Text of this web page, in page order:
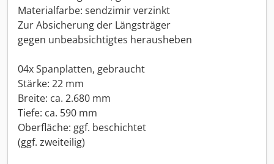
Materialfarbe: sendzimir verzinkt
Zur Absicherung der Längsträger
gegen unbeabsichtigtes herausheben
04x Spanplatten, gebraucht
Stärke: 22 mm
Breite: ca. 2.680 mm
Tiefe: ca. 590 mm
Oberfläche: ggf. beschichtet
(ggf. zweiteilig)